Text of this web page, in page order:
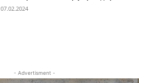
07.02.2024
- Advertisment -